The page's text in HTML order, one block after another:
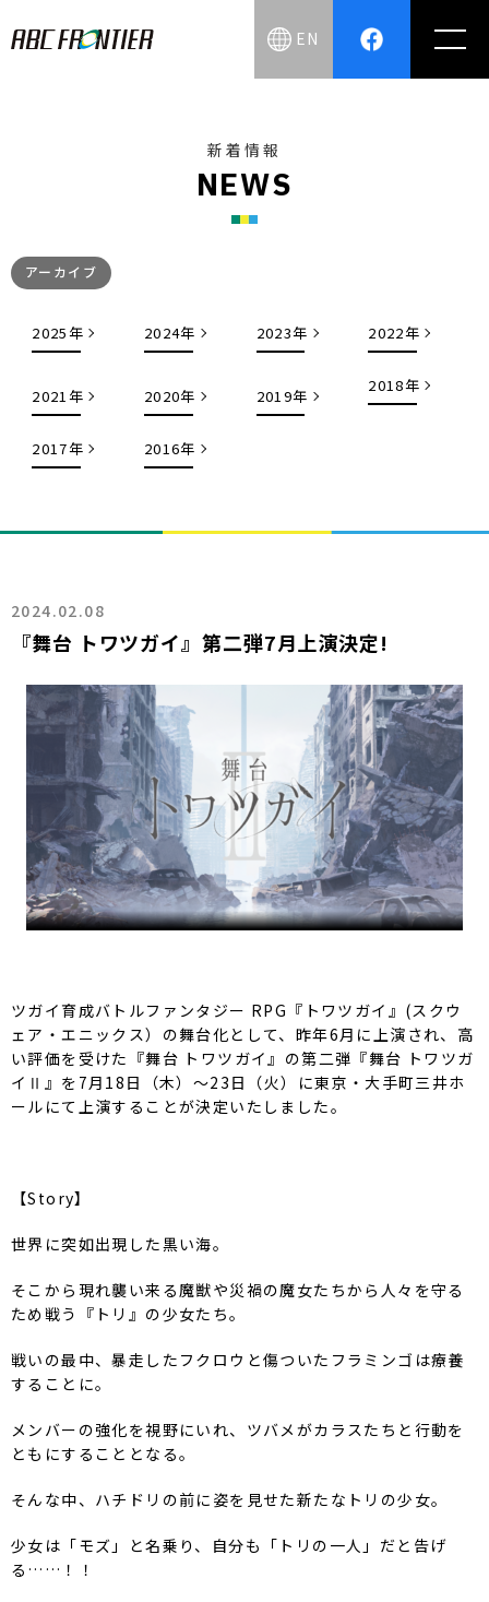
EN
新着情報
NEWS
アーカイブ
2025年 2024年 2023年 2022年
2021年 2020年 2019年
2018年
2017年 2016年
2024.02.08
『舞台 トワツガイ』第二弾7月上演決定!
ツガイ育成バトルファンタジー RPG『トワツガイ』(スクウ
ェア・エニックス）の舞台化として、昨年6月に上演され、高
い評価を受けた『舞台 トワツガイ』の第二弾『舞台 トワツガ
イⅡ』を7月18日（木）～23日（火）に東京・大手町三井ホ
ールにて上演することが決定いたしました。
【Story】
世界に突如出現した黒い海。
そこから現れ襲い来る魔獣や災禍の魔女たちから人々を守る
ため戦う『トリ』の少女たち。
戦いの最中、暴走したフクロウと傷ついたフラミンゴは療養
することに。
メンバーの強化を視野にいれ、ツバメがカラスたちと行動を
ともにすることとなる。
そんな中、ハチドリの前に姿を見せた新たなトリの少女。
少女は「モズ」と名乗り、自分も「トリの一人」だと告げ
る……！！